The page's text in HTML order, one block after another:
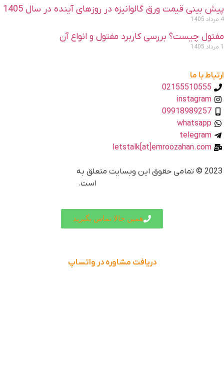
بینی قیمت ورق گالوانیزه در روزهای آینده در سال 1405
1405
چیست؟ بررسی کاربرد مفتول و انواع آن
1405
با ما
02155510555
instagram
09918989257
whatsapp
telegram
letstalk[at]emroozahan.com
2023 © تمامی حقوق این وبسایت متعلق به
است.
همین حالا تماس بگیرید
دریافت مشاوره در واتساپ